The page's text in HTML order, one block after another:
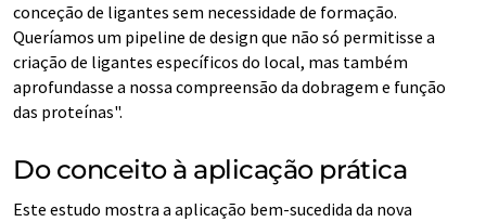
conceção de ligantes sem necessidade de formação.
Queríamos um pipeline de design que não só permitisse a
criação de ligantes específicos do local, mas também
aprofundasse a nossa compreensão da dobragem e função
das proteínas".
Do conceito à aplicação prática
Este estudo mostra a aplicação bem-sucedida da nova